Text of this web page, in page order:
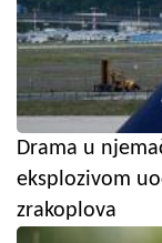
Drama u
eksplozivom
zrakoplova